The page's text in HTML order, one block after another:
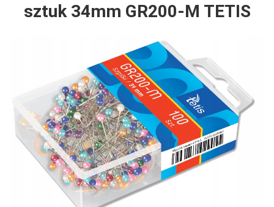
sztuk 34mm GR200-M TETIS